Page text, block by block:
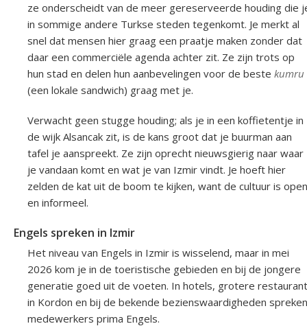
ze onderscheidt van de meer gereserveerde houding die
in sommige andere Turkse steden tegenkomt. Je merkt al
snel dat mensen hier graag een praatje maken zonder dat
daar een commerciële agenda achter zit. Ze zijn trots op
hun stad en delen hun aanbevelingen voor de beste kumru
(een lokale sandwich) graag met je.
Verwacht geen stugge houding; als je in een koffietentje in
de wijk Alsancak zit, is de kans groot dat je buurman aan
tafel je aanspreekt. Ze zijn oprecht nieuwsgierig naar waar
je vandaan komt en wat je van Izmir vindt. Je hoeft hier
zelden de kat uit de boom te kijken, want de cultuur is open
en informeel.
Engels spreken in Izmir
Het niveau van Engels in Izmir is wisselend, maar in mei
2026 kom je in de toeristische gebieden en bij de jongere
generatie goed uit de voeten. In hotels, grotere
in Kordon en bij de bekende bezienswaardigheden spreken
medewerkers prima Engels.